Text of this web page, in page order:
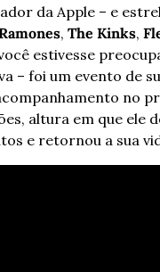
da Apple – e
, The Kinks,
estivesse
– foi um evento de
no
altura em que ele
e retornou a sua